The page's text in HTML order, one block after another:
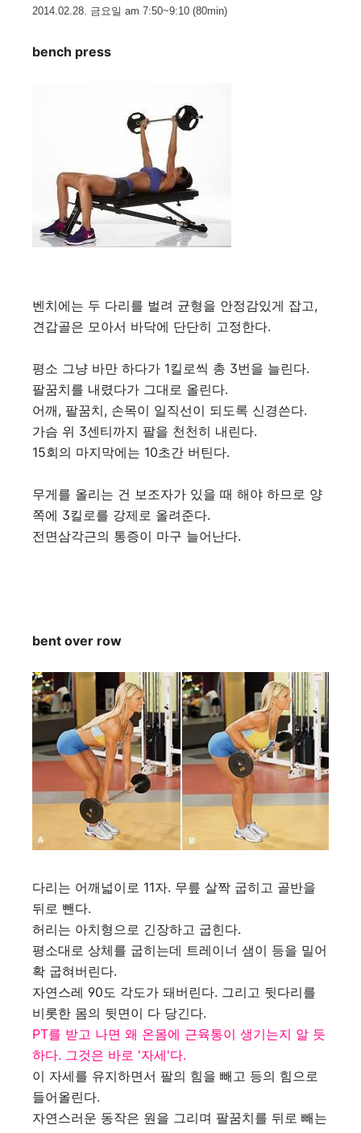
에서 안심 구매!
2014.02.28. 금요일 am 7:50~9:10 (80min)
bench press
벤치에는 두 다리를 벌려 균형을 안정감있게 잡고,
견갑골은 모아서 바닥에 단단히 고정한다.
평소 그냥 바만 하다가 1킬로씩 총 3번을 늘린다.
팔꿈치를 내렸다가 그대로 올린다.
어깨, 팔꿈치, 손목이 일직선이 되도록 신경쓴다.
가슴 위 3센티까지 팔을 천천히 내린다.
15회의 마지막에는 10초간 버틴다.
무게를 올리는 건 보조자가 있을 때 해야 하므로 양
쪽에 3킬로를 강제로 올려준다.
전면삼각근의 통증이 마구 늘어난다.
bent over row
다리는 어깨넓이로 11자. 무릎 살짝 굽히고 골반을
뒤로 뺀다.
허리는 아치형으로 긴장하고 굽힌다.
평소대로 상체를 굽히는데 트레이너 샘이 등을 밀어
확 굽혀버린다.
자연스레 90도 각도가 돼버린다. 그리고 뒷다리를
비롯한 몸의 뒷면이 다 당긴다.
PT를 받고 나면 왜 온몸에 근육통이 생기는지 알 듯
하다. 그것은 바로 '자세'다.
이 자세를 유지하면서 팔의 힘을 빼고 등의 힘으로
들어올린다.
자연스러운 동작은 원을 그리며 팔꿈치를 뒤로 빼는